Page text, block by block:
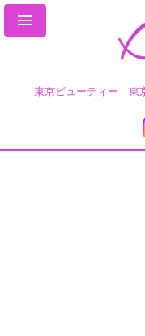
東京ビューティー 東